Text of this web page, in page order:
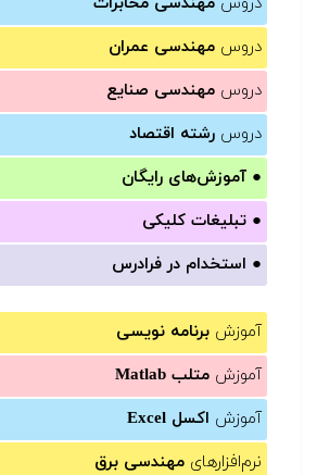
دروس مهندسی عمران
دروس مهندسی صنایع
دروس رشته اقتصاد
● آموزش‌های رایگان
● تبلیغات کلیکی
● استخدام در فرادرس
آموزش برنامه نویسی
آموزش متلب Matlab
آموزش اکسل Excel
نرم‌افزارهای مهندسی برق